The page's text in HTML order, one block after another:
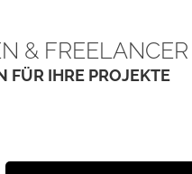
& FREELANCER
FÜR IHRE PROJEKTE